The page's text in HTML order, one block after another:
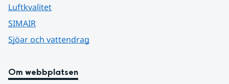
Luftkvalitet
SIMAIR
Sjöar och vattendrag
Om webbplatsen